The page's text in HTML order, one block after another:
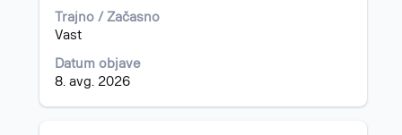
Trajno / Začasno
Vast
Datum objave
8. avg. 2026
vsebino
podatkov
delovnem
mestu.